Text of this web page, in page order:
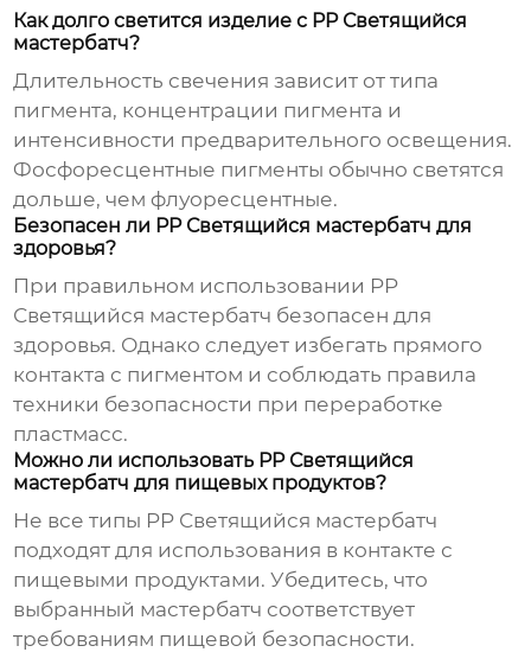
Как долго светится изделие с PP Светящийся
мастербатч?
Длительность свечения зависит от типа
пигмента, концентрации пигмента и
интенсивности предварительного освещения.
Фосфоресцентные пигменты обычно светятся
дольше, чем флуоресцентные.
Безопасен ли PP Светящийся мастербатч для
здоровья?
При правильном использовании PP
Светящийся мастербатч безопасен для
здоровья. Однако следует избегать прямого
контакта с пигментом и соблюдать правила
техники безопасности при переработке
пластмасс.
Можно ли использовать PP Светящийся
мастербатч для пищевых продуктов?
Не все типы PP Светящийся мастербатч
подходят для использования в контакте с
пищевыми продуктами. Убедитесь, что
выбранный мастербатч соответствует
требованиям пищевой безопасности.